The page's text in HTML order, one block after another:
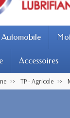
Automobile
Accessoires
TP - Agricole